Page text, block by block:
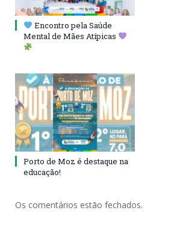
Encontro pela Saúde
Mental de Mães Atípicas
Porto de Moz é destaque na
educação!
Os comentários estão fechados.